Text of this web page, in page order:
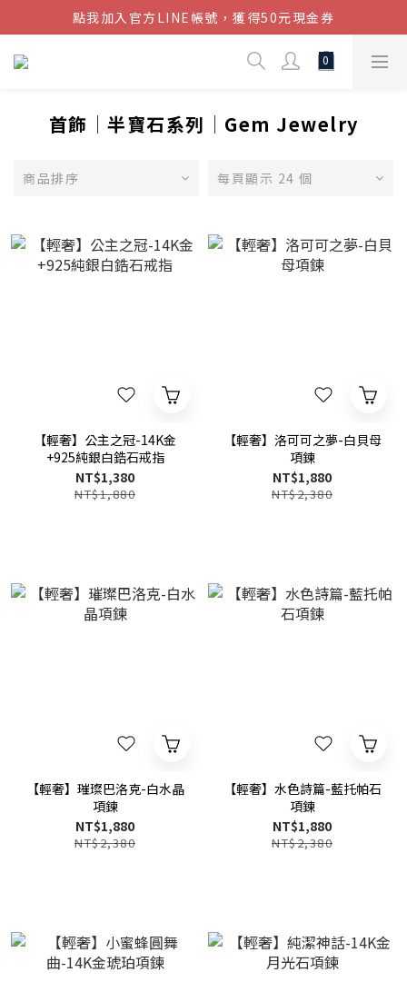
結帳金額滿$1080超取免運
點我加入官方LINE帳號，獲得50元現金券
結帳金額滿$1080超取免運
首飾│半寶石系列│Gem Jewelry
商品排序 每頁顯示 24 個
【輕奢】公主之冠-14K金
+925純銀白鋯石戒指
NT$1,380
NT$1,880
【輕奢】洛可可之夢-白貝母
項鍊
NT$1,880
NT$2,380
【輕奢】璀璨巴洛克-白水晶
項鍊
NT$1,880
NT$2,380
【輕奢】水色詩篇-藍托帕石
項鍊
NT$1,880
NT$2,380